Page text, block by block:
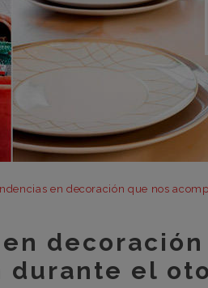
en decoración que nos
decoración
durante el